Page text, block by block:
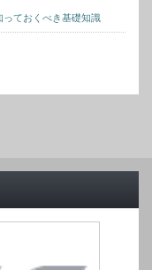
っておくべき基礎知識